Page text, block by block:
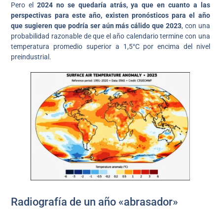
Pero el2024 no se quedaría atrás, ya que en cuanto a las
perspectivas para este año, existen pronósticos para el año
que sugieren que podría ser aún más cálido que 2023, con una
probabilidad razonable de que el año calendario termine con una
temperatura promedio superior a 1,5°C por encima del nivel
preindustrial.
Radiografía de un año «abrasador»